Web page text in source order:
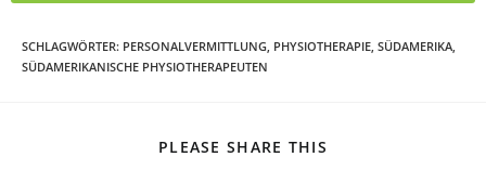
SCHLAGWÖRTER: PERSONALVERMITTLUNG, PHYSIOTHERAPIE, SÜDAMERIKA,
SÜDAMERIKANISCHE PHYSIOTHERAPEUTEN
PLEASE SHARE THIS